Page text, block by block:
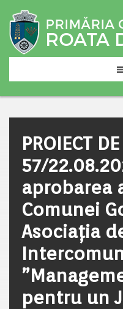
PROIECT
57/
aprobarea
Comunei
Asociaţia
pentru un